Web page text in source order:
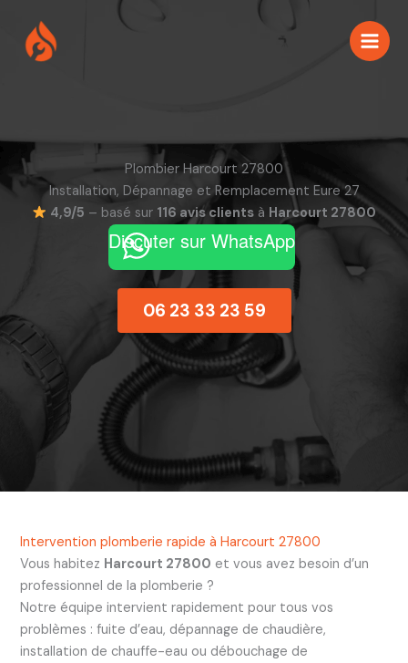
contenu
Plombier Harcourt 27800
Installation, Dépannage et Remplacement Eure 27
4,9/5 – basé sur 116 avis clients à Harcourt 27800
Discuter sur WhatsApp
06 23 33 23 59
Intervention plomberie rapide à Harcourt 27800
Vous habitez Harcourt 27800 et vous avez besoin d’un
professionnel de la plomberie ?
Notre équipe intervient rapidement pour tous vos
problèmes : fuite d’eau, dépannage de chaudière,
installation de chauffe-eau ou débouchage de